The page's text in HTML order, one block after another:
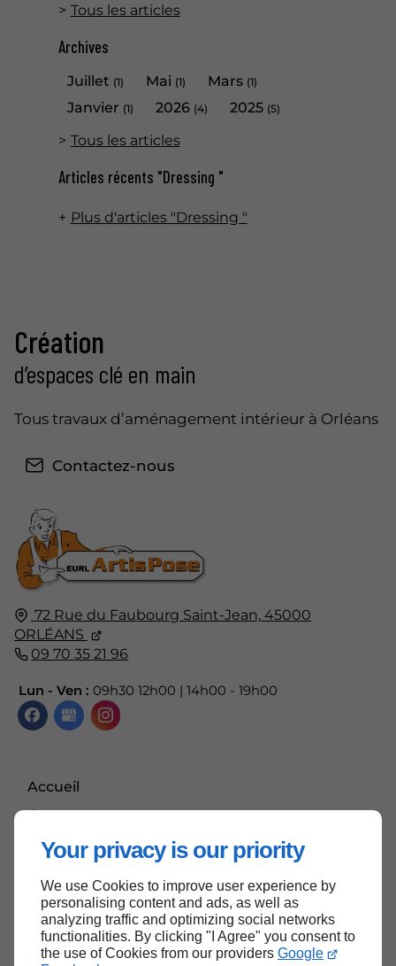
Your privacy is our priority
We use Cookies to improve user experience by
personalising content and ads, as well as
analyzing traffic and optimizing social networks
functionalities. By clicking "I Agree" you consent to
the use of Cookies from our providers Google
Tous les articles
Archives
Juillet (1) Mai (1) Mars (1)
Janvier (1) 2026 (4) 2025 (5)
Tous les articles
Articles récents "Dressing "
Plus d'articles "Dressing "
72 Rue du Faubourg Saint-Jean, 45000
ORLÉANS
09 70 35 21 96
Lun - Ven : 09h30 12h00 | 14h00 - 19h00
Accueil
Contactez-nous
Mentions légales
Création
d’espaces clé en main
Tous travaux d’aménagement intérieur à Orléans
Contactez-nous
Haut de page